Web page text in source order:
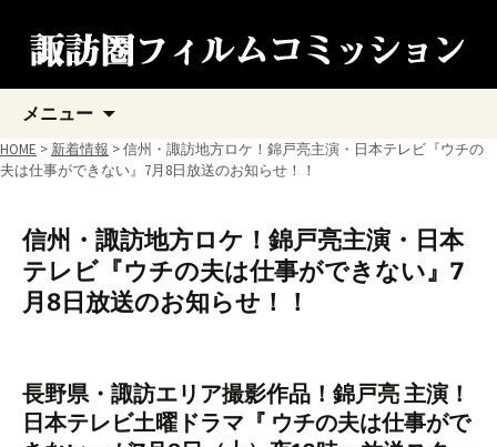
メニュー
テ
ン
ツ
ス
キ
ッ
プ
HOME > 新着情報 > 信州・諏訪地方ロケ！錦戸亮主演・日本テレビ『ウチの
夫は仕事ができない』7月8日放送のお知らせ！！
信州・諏訪地方ロケ！錦戸亮主演・日本
テレビ『ウチの夫は仕事ができない』7
月8日放送のお知らせ！！
長野県・諏訪エリア撮影作品！錦戸亮 主演！
日本テレビ土曜ドラマ『 ウチの夫は仕事がで